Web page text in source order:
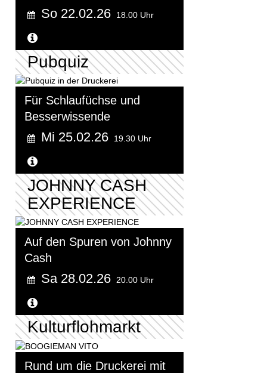
So 22.02.26 18.00 Uhr
Pubquiz
Für Schlaufüchse und
Besserwissende
Mi 25.02.26 19.30 Uhr
JOHNNY CASH
EXPERIENCE
Auf den Spuren von Johnny
Cash
Sa 28.02.26 20.00 Uhr
Kulturflohmarkt
Rund um die Druckerei mit